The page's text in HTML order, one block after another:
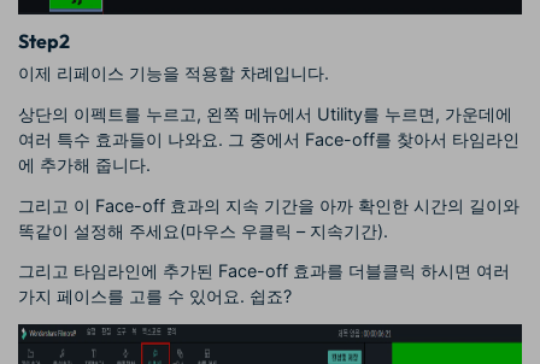
Step2
이제 리페이스 기능을 적용할 차례입니다.
상단의 이펙트를 누르고, 왼쪽 메뉴에서 Utility를 누르면, 가운데에
여러 특수 효과들이 나와요. 그 중에서 Face-off를 찾아서 타임라인
에 추가해 줍니다.
그리고 이 Face-off 효과의 지속 기간을 아까 확인한 시간의 길이와
똑같이 설정해 주세요(마우스 우클릭 – 지속기간).
그리고 타임라인에 추가된 Face-off 효과를 더블클릭 하시면 여러
가지 페이스를 고를 수 있어요. 쉽죠?